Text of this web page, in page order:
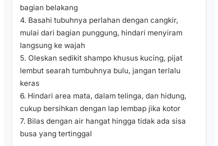
bagian belakang
4. Basahi tubuhnya perlahan dengan cangkir,
mulai dari bagian punggung, hindari menyiram
langsung ke wajah
5. Oleskan sedikit shampo khusus kucing, pijat
lembut searah tumbuhnya bulu, jangan terlalu
keras
6. Hindari area mata, dalam telinga, dan hidung,
cukup bersihkan dengan lap lembap jika kotor
7. Bilas dengan air hangat hingga tidak ada sisa
busa yang tertinggal